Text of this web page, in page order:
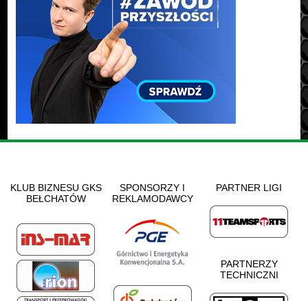
KLUB BIZNESU GKS
BEŁCHATÓW
SPONSORZY I
REKLAMODAWCY
PARTNER LIGI
PARTNERZY
TECHNICZNI